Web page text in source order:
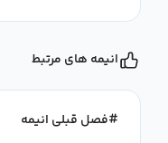
انیمه های مرتبط
فصل قبلی انیمه